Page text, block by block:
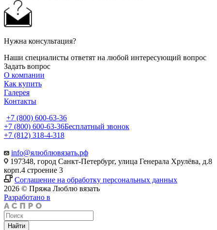
Нужна консультация?
Наши специалисты ответят на любой интересующий вопрос
Задать вопрос
О компании
Как купить
Галерея
Контакты
+7 (800) 600-63-36
+7 (800) 600-63-36Бесплатный звонок
+7 (812) 318-4-318
info@ялюблювязать.рф
197348, город Санкт-Петербург, улица Генерала Хрулёва, д.8
корп.4 строение 3
Соглашение на обработку персональных данных
2026 © Пряжа Люблю вязать
Разработано в
Найти